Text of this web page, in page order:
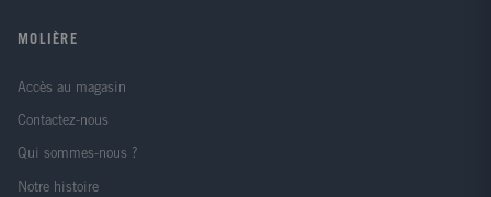
MOLIÈRE
Accès au magasin
Contactez-nous
Qui sommes-nous ?
Notre histoire